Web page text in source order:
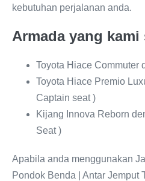
kebutuhan perjalanan anda.
Armada yang kami
Toyota Hiace Commuter
Toyota Hiace Premio
Captain seat )
Kijang Innova Reborn
Seat )
Apabila anda menggunakan
Pondok Benda | Antar Jemput